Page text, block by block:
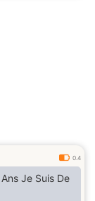
0.4
Je Suis De